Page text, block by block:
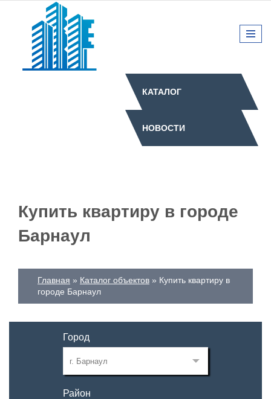
КАТАЛОГ
НОВОСТИ
Купить квартиру в городе
Барнаул
Главная Каталог объектов
Купить квартиру в
городе Барнаул
Город
Район